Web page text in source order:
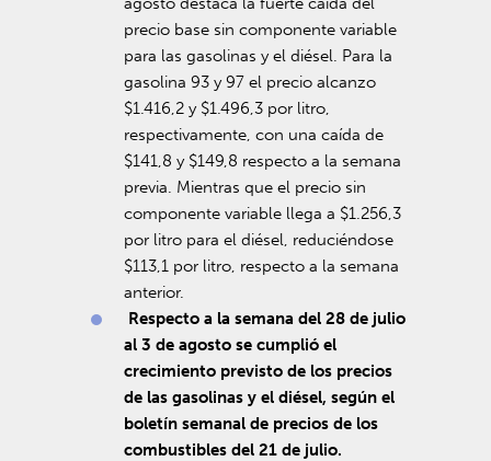
precio base sin componente variable
para las gasolinas y el diésel. Para la
gasolina 93 y 97 el precio alcanzo
$1.416,2 y $1.496,3 por litro,
respectivamente, con una caída de
$141,8 y $149,8 respecto a la semana
previa. Mientras que el precio sin
componente variable llega a $1.256,3
por litro para el diésel, reduciéndose
$113,1 por litro, respecto a la semana
anterior.
Respecto a la semana del 28 de julio
al 3 de agosto se cumplió el
crecimiento previsto de los precios
de las gasolinas y el diésel, según el
boletín semanal de precios de los
combustibles del 21 de julio.